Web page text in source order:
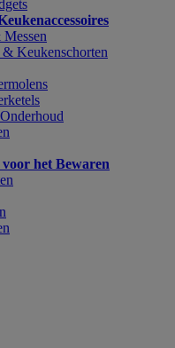
Keukenschorten
het Bewaren